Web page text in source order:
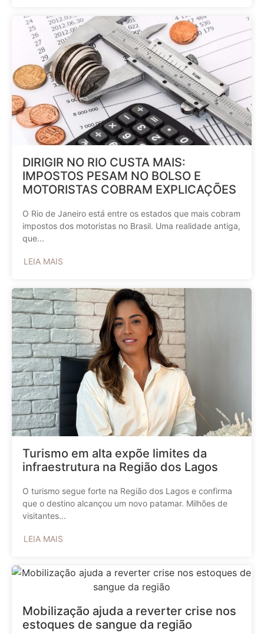
DIRIGIR NO RIO CUSTA MAIS:
IMPOSTOS PESAM NO BOLSO E
MOTORISTAS COBRAM EXPLICAÇÕES
O Rio de Janeiro está entre os estados que mais cobram
impostos dos motoristas no Brasil. Uma realidade antiga,
que...
LEIA MAIS
Turismo em alta expõe limites da
infraestrutura na Região dos Lagos
O turismo segue forte na Região dos Lagos e confirma
que o destino alcançou um novo patamar. Milhões de
visitantes...
LEIA MAIS
Mobilização ajuda a reverter crise nos
estoques de sangue da região